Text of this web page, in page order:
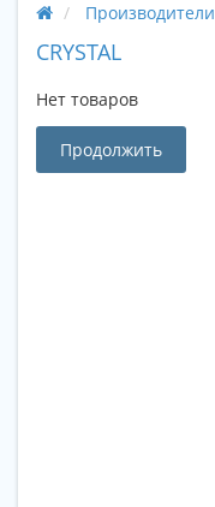
Производители
CRYSTAL
Нет товаров
Продолжить